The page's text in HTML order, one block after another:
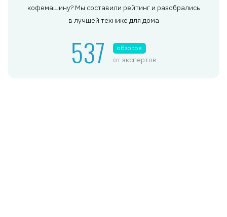
кофемашину? Мы составили рейтинг и разобрались
в лучшей технике для дома
537 обзоров
от экспертов